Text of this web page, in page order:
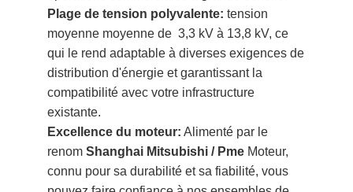
Excellence du moteur:
Alimenté par le
Shanghai Mitsubishi / Pme Moteur,
connu pour sa durabilité et sa fiabilité, vous
pouvez faire confiance à nos ensembles de
générateurs pour offrir des performances et
une longévité cohérentes.
Systèmes de contrôle avancés:
Équipé du
Royaume-Uni de pointe DSE8620MKII
Panneau de contrôle pour un fonctionnement
et une surveillance faciles, assurant une